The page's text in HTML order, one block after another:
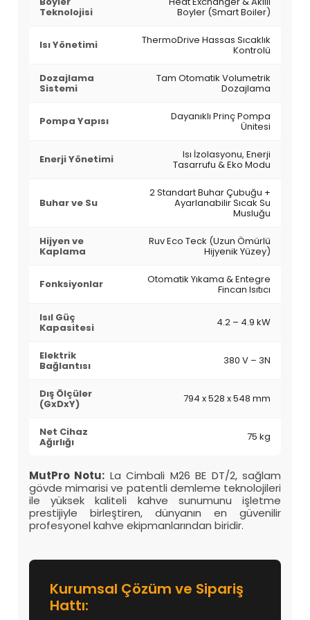
Teknolojisi Boyler (Smart Boiler)
Isı Yönetimi ThermoDrive Hassas Sıcaklık
Kontrolü
Dozajlama
Sistemi
Tam Otomatik Volumetrik
Dozajlama
Pompa Yapısı Dayanıklı Prinç Pompa
Ünitesi
Enerji Yönetimi Isı İzolasyonu, Enerji
Tasarrufu & Eko Modu
Buhar ve Su
2 Standart Buhar Çubuğu +
Ayarlanabilir Sıcak Su
Musluğu
Hijyen ve
Kaplama
Ruv Eco Teck (Uzun Ömürlü
Hijyenik Yüzey)
Fonksiyonlar Otomatik Yıkama & Entegre
Fincan Isıtıcı
Isıl Güç
Kapasitesi 4.2 – 4.9 kW
Elektrik
Bağlantısı 380 V – 3N
Dış Ölçüler
(GxDxY) 794 x 528 x 548 mm
Net Cihaz
Ağırlığı 75 kg
MutPro Notu: La Cimbali M26 BE DT/2, sağlam
gövde mimarisi ve patentli demleme teknolojileri
ile yüksek kaliteli kahve sunumunu işletme
prestijiyle birleştiren, dünyanın en güvenilir
profesyonel kahve ekipmanlarından biridir.
Kurumsal Çözüm ve Sipariş
Hattı: